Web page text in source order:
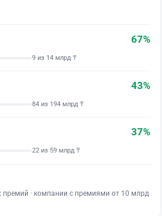
67%
9 из 14 млрд ₸
43%
84 из 194 млрд ₸
37%
22 из 59 млрд ₸
· компании с премиями от 10 млрд